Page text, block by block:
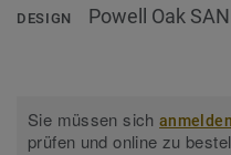
DESIGN Powell Oak
Sie müssen sichanmelden
prüfen und online zu